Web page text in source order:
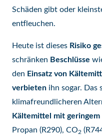
Schäden gibt oder
entfleuchen.
Heute ist dieses Risiko
schränken Beschlüsse
den Einsatz von
verbieten ihn sogar. Das
klimafreundlicheren
Kältemittel mit geringem
Propan (R290), CO2